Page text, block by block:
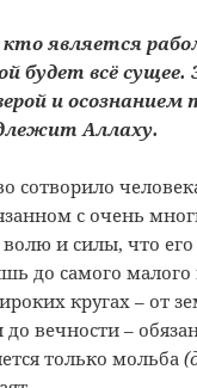
является
будет всё сущее.
и осознанием
Аллаху.
сотворило
с очень
и силы, что
до самого малого
кругах – от
до вечности –
только мольба